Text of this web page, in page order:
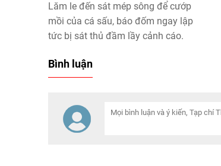
Lăm le đến sát mép sông để cướp
mồi của cá sấu, báo đốm ngay lập
tức bị sát thủ đầm lầy cảnh cáo.
Bình luận